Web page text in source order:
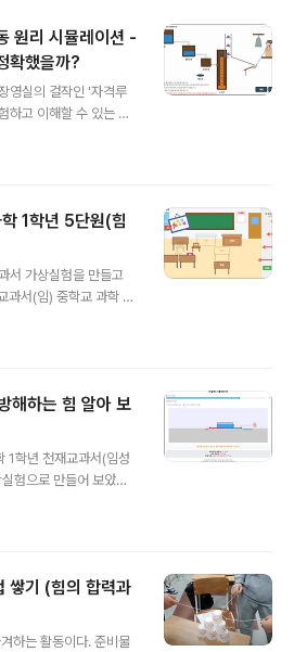
원리 시뮬레이션 -
확했을까?
영실의 걸작인 '자격루
하고 이해할 수 있는 가
에 대한 소개가 있다.여
세히 되어 있지 않고, 대
서 단순히 물이 차오르
항상 일정한 속도'로 물
수 있었는지 직접 조작
만들어 보았다. 💻 가상
서 실행하면 된다.http
1학년 5단원(힘
서 가상실험을 만들고
서(임) 중학교 과학 교
개정교육과정에서는
과서 사이트에 가서 다
면 전자교과서를 바로
eboo
해하는 힘 알아 보
1학년 천재교과서(임성
험으로 만들어 보았다.
를 수치로 측정할 필요
이 가장 좋다. 고등학생
동마찰력도 수치로 나
마찰력의 크기는 작용한
쌓기 (힘의 합력과
하는 활동이다. 준비물